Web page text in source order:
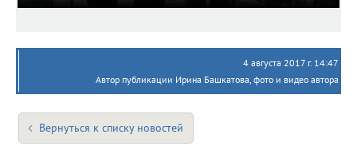
4 августа 2017 г. 14:47
Автор публикации Ирина Башкатова, фото и видео автора
Вернуться к списку новостей